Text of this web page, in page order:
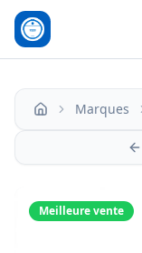
Accueil Marques
Meilleure vente